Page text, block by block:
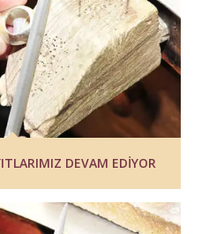
DEVAM EDİYOR